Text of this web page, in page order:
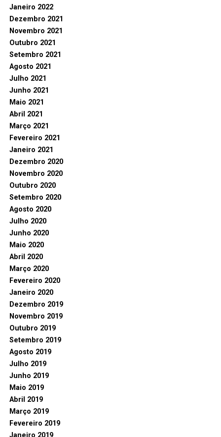
Janeiro 2022
Dezembro 2021
Novembro 2021
Outubro 2021
Setembro 2021
Agosto 2021
Julho 2021
Junho 2021
Maio 2021
Abril 2021
Março 2021
Fevereiro 2021
Janeiro 2021
Dezembro 2020
Novembro 2020
Outubro 2020
Setembro 2020
Agosto 2020
Julho 2020
Junho 2020
Maio 2020
Abril 2020
Março 2020
Fevereiro 2020
Janeiro 2020
Dezembro 2019
Novembro 2019
Outubro 2019
Setembro 2019
Agosto 2019
Julho 2019
Junho 2019
Maio 2019
Abril 2019
Março 2019
Fevereiro 2019
Janeiro 2019